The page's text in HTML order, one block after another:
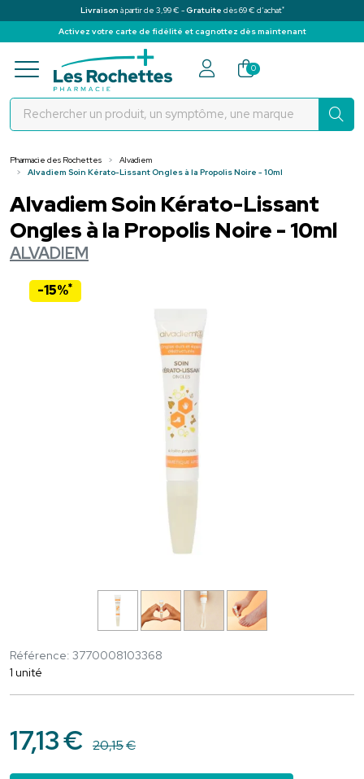
Livraison à partir de 3,99 € -Gratuite dès 69 € d’achat*
Activez votre carte de fidélité et cagnottez dès maintenant
Pharmacie des Rochettes Votre
0
Pharmacie des Rochettes
Alvadiem
Alvadiem Soin Kérato-Lissant Ongles à la Propolis Noire - 10ml
Alvadiem Soin Kérato-Lissant
Ongles à la Propolis Noire - 10ml
ALVADIEM
-15%*
Référence: 3770008103368
1 unité
17,13€ 20,15€